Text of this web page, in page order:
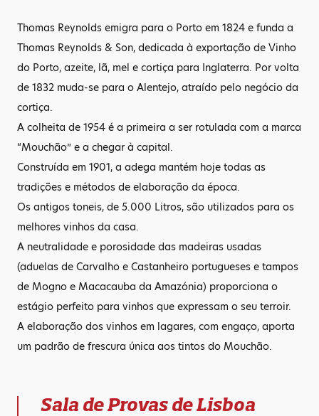
Thomas Reynolds emigra para o Porto em 1824 e funda a
Thomas Reynolds & Son, dedicada à exportação de Vinho
do Porto, azeite, lã, mel e cortiça para Inglaterra. Por volta
de 1832 muda-se para o Alentejo, atraído pelo negócio da
cortiça.
A colheita de 1954 é a primeira a ser rotulada com a marca
“Mouchão” e a chegar à capital.
Construída em 1901, a adega mantém hoje todas as
tradições e métodos de elaboração da época.
Os antigos toneis, de 5.000 Litros, são utilizados para os
melhores vinhos da casa.
A neutralidade e porosidade das madeiras usadas
(aduelas de Carvalho e Castanheiro portugueses e tampos
de Mogno e Macacauba da Amazónia) proporciona o
estágio perfeito para vinhos que expressam o seu terroir.
A elaboração dos vinhos em lagares, com engaço, aporta
um padrão de frescura única aos tintos do Mouchão.
Sala de Provas de Lisboa